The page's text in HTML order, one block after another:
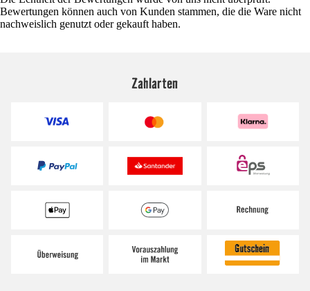
Bewertungen können auch von Kunden stammen, die die Ware nicht
nachweislich genutzt oder gekauft haben.
Zahlarten